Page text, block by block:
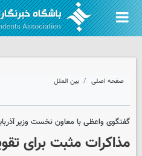
صفحه اصلی بین الملل
گفتگوی واعظی با معاون نخست وزیر
مذاکرات مثبت برای